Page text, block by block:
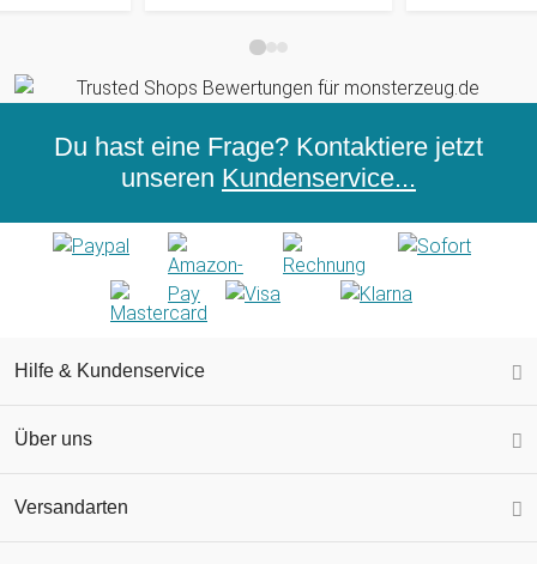
Du hast eine Frage? Kontaktiere jetzt
unseren Kundenservice...
Hilfe & Kundenservice
Über uns
Versandarten